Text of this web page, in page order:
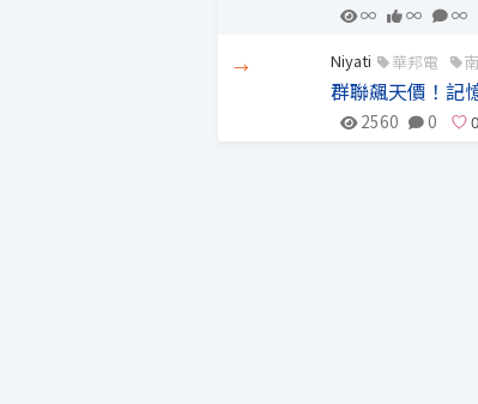
∞ ∞ ∞
→ Niyati 華邦電
群聯飆天價！記
2560 0